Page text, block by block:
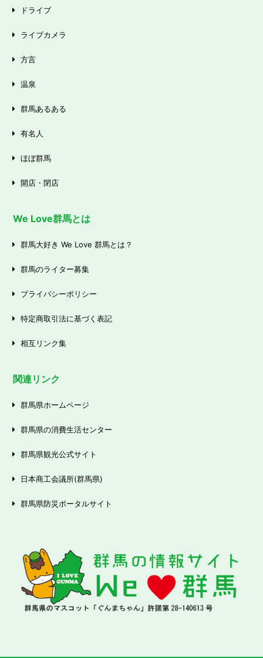
ドライブ
ライブカメラ
方言
温泉
群馬あるある
有名人
ほぼ群馬
開店・閉店
We Love群馬とは
群馬大好き We Love 群馬とは？
群馬のライター募集
プライバシーポリシー
特定商取引法に基づく表記
相互リンク集
関連リンク
群馬県ホームページ
群馬県の消費生活センター
群馬県観光公式サイト
日本商工会議所(群馬県)
群馬県防災ポータルサイト